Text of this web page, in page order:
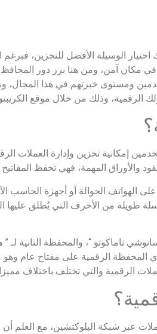
الوسيلة الأفضل للتخزين، فبرغم
مكان آمن، ومن هنا برز دور
ومستوى خبرتهم في هذا
وذلك من خلال موقع
إمكانية تخزين وإدارة العملات
والأوراق المهمة، فهي تحفظ
الهواتف الجوالة أو أجهزة الحاسب
طويلة من الأحرف التي يُطلق عليها
ناماكوتو “، والمحفظة الثانية لـ
ثم أرسل له ناكوموتو 10 بيتكوين. تحتوي المحفظة
الرقمية والتي تختلف باختلاف
عبر شبكة البلوكتشين، مع العلم